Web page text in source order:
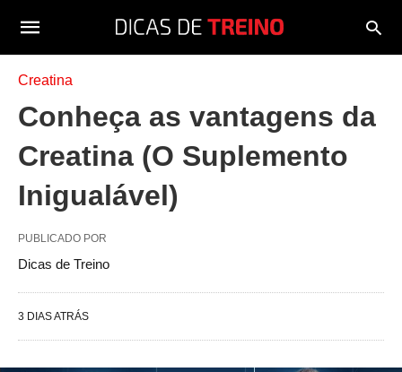
Creatina
Conheça as vantagens da
Creatina (O Suplemento
Inigualável)
PUBLICADO POR
Dicas de Treino
3 DIAS ATRÁS